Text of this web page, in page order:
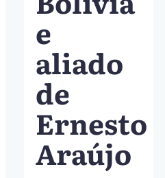
e
aliado
de
Ernesto
Araújo